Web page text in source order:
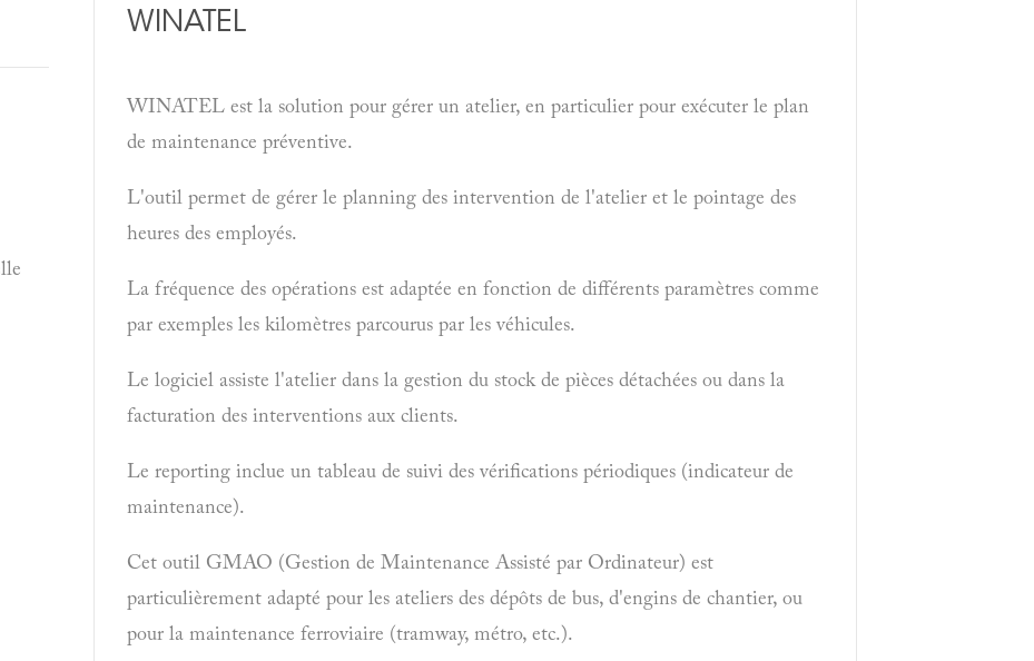
WINATEL
WINATEL est la solution pour gérer un atelier, en particulier pour exécuter le plan
de maintenance préventive.
L'outil permet de gérer le planning des intervention de l'atelier et le pointage des
heures des employés.
La fréquence des opérations est adaptée en fonction de différents paramètres comme
par exemples les kilomètres parcourus par les véhicules.
Le logiciel assiste l'atelier dans la gestion du stock de pièces détachées ou dans la
facturation des interventions aux clients.
Le reporting inclue un tableau de suivi des vérifications périodiques (indicateur de
maintenance).
Cet outil GMAO (Gestion de Maintenance Assisté par Ordinateur) est
particulièrement adapté pour les ateliers des dépôts de bus, d'engins de chantier, ou
pour la maintenance ferroviaire (tramway, métro, etc.).